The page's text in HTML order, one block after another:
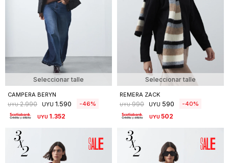
Seleccionar talle
CAMPERA BERYN
UYU 2.990 UYU 1.590 46
UYU 1.352
Seleccionar talle
REMERA ZACK
UYU 990 UYU 590 40
UYU502